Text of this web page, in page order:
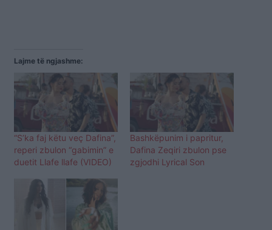
Lajme të ngjashme:
“S’ka faj këtu veç Dafina”,
reperi zbulon “gabimin” e
duetit Llafe llafe (VIDEO)
Bashkëpunim i papritur,
Dafina Zeqiri zbulon pse
zgjodhi Lyrical Son